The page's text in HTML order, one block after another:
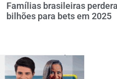
Famílias brasileiras
bilhões para bets em 2025